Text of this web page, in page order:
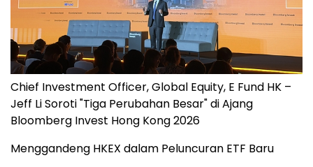
Chief Investment Officer, Global Equity, E Fund HK –
Jeff Li Soroti "Tiga Perubahan Besar" di Ajang
Bloomberg Invest Hong Kong 2026
Menggandeng HKEX dalam Peluncuran ETF Baru